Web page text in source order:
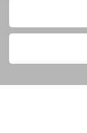
大田垣蓮月
大田垣蓮月